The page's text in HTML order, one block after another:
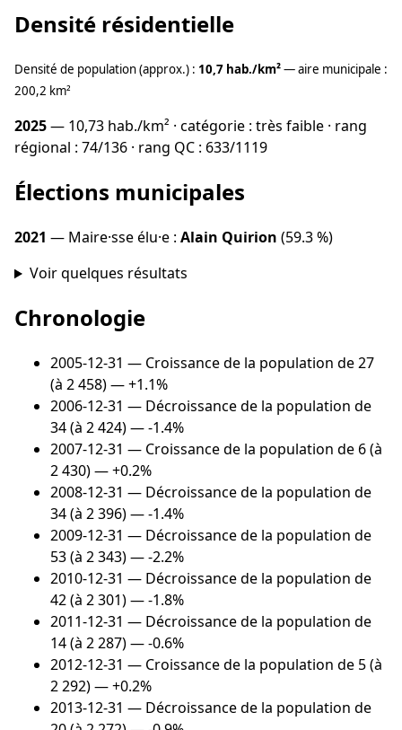
Densité résidentielle
Densité de population (approx.) : 10,7 hab./km²— aire municipale :
200,2 km²
2025— 10,73 hab./km² · catégorie : très faible · rang
régional : 74/136 · rang QC : 633/1119
Élections municipales
2021 — Maire·sse élu·e : Alain Quirion (59.3 %)
Voir quelques résultats
Chronologie
2005-12-31 — Croissance de la population de 27
(à 2 458) — +1.1%
2006-12-31 — Décroissance de la population de
34 (à 2 424) — -1.4%
2007-12-31 — Croissance de la population de 6 (à
2 430) — +0.2%
2008-12-31 — Décroissance de la population de
34 (à 2 396) — -1.4%
2009-12-31 — Décroissance de la population de
53 (à 2 343) — -2.2%
2010-12-31 — Décroissance de la population de
42 (à 2 301) — -1.8%
2011-12-31 — Décroissance de la population de
14 (à 2 287) — -0.6%
2012-12-31 — Croissance de la population de 5 (à
2 292) — +0.2%
2013-12-31 — Décroissance de la population de